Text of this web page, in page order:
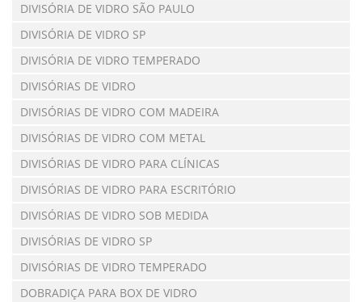
DIVISÓRIA DE VIDRO SÃO PAULO
DIVISÓRIA DE VIDRO SP
DIVISÓRIA DE VIDRO TEMPERADO
DIVISÓRIAS DE VIDRO
DIVISÓRIAS DE VIDRO COM MADEIRA
DIVISÓRIAS DE VIDRO COM METAL
DIVISÓRIAS DE VIDRO PARA CLÍNICAS
DIVISÓRIAS DE VIDRO PARA ESCRITÓRIO
DIVISÓRIAS DE VIDRO SOB MEDIDA
DIVISÓRIAS DE VIDRO SP
DIVISÓRIAS DE VIDRO TEMPERADO
DOBRADIÇA PARA BOX DE VIDRO